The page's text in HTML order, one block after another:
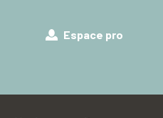
Espace pro